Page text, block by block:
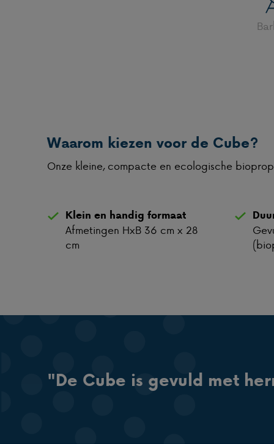
Waarom kiezen voor de Cube?
Onze kleine, compacte en ecologische
Klein en handig formaat
Afmetingen HxB 36 cm x 28
cm
"De Cube is gevuld met